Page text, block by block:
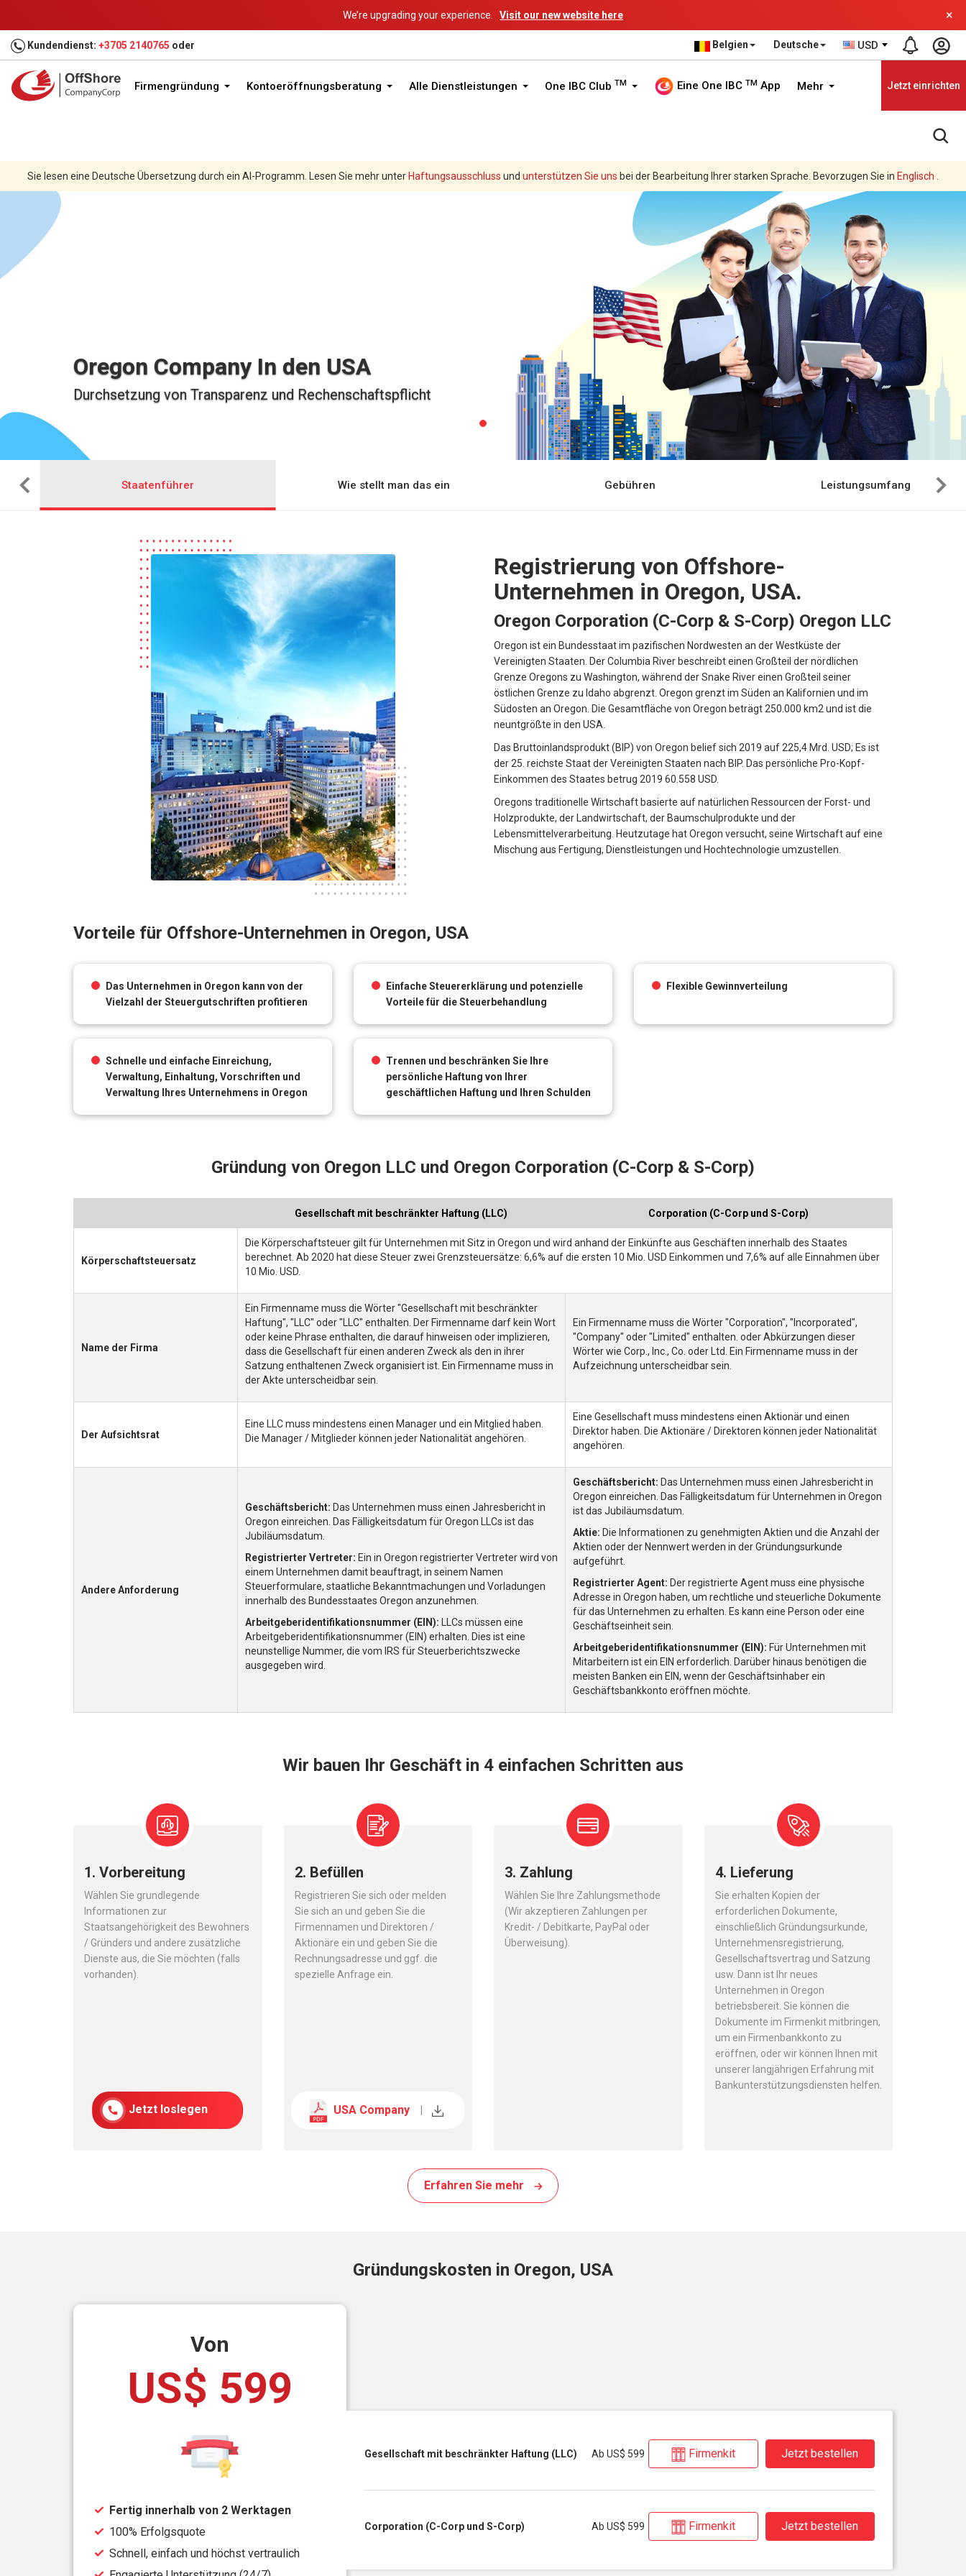
We’re upgrading your experience. Visit our new website here ×
Kundendienst: +3705 2140765 oder Belgien Deutsche USD
Firmengründung Kontoeröffnungsberatung Alle Dienstleistungen One IBC Club TM Eine One IBC TM App Mehr Jetzt einrichten
Sie lesen eine Deutsche Übersetzung durch ein AI-Programm. Lesen Sie mehr unter Haftungsausschluss und unterstützen Sie uns bei der Bearbeitung Ihrer starken Sprache. Bevorzugen Sie in Englisch .
Oregon Company In den USA
Durchsetzung von Transparenz und Rechenschaftspflicht
Staatenführer Wie stellt man das ein Gebühren Leistungsumfang
Registrierung von Offshore-
Unternehmen in Oregon, USA.
Oregon Corporation (C-Corp & S-Corp) Oregon LLC
Oregon ist ein Bundesstaat im pazifischen Nordwesten an der Westküste der
Vereinigten Staaten. Der Columbia River beschreibt einen Großteil der nördlichen
Grenze Oregons zu Washington, während der Snake River einen Großteil seiner
östlichen Grenze zu Idaho abgrenzt. Oregon grenzt im Süden an Kalifornien und im
Südosten an Oregon. Die Gesamtfläche von Oregon beträgt 250.000 km2 und ist die
neuntgrößte in den USA.
Das Bruttoinlandsprodukt (BIP) von Oregon belief sich 2019 auf 225,4 Mrd. USD; Es ist
der 25. reichste Staat der Vereinigten Staaten nach BIP. Das persönliche Pro-Kopf-
Einkommen des Staates betrug 2019 60.558 USD.
Oregons traditionelle Wirtschaft basierte auf natürlichen Ressourcen der Forst- und
Holzprodukte, der Landwirtschaft, der Baumschulprodukte und der
Lebensmittelverarbeitung. Heutzutage hat Oregon versucht, seine Wirtschaft auf eine
Mischung aus Fertigung, Dienstleistungen und Hochtechnologie umzustellen.
Vorteile für Offshore-Unternehmen in Oregon, USA
Das Unternehmen in Oregon kann von der
Vielzahl der Steuergutschriften profitieren
Einfache Steuererklärung und potenzielle
Vorteile für die Steuerbehandlung
Flexible Gewinnverteilung
Schnelle und einfache Einreichung,
Verwaltung, Einhaltung, Vorschriften und
Verwaltung Ihres Unternehmens in Oregon
Trennen und beschränken Sie Ihre
persönliche Haftung von Ihrer
geschäftlichen Haftung und Ihren Schulden
Gründung von Oregon LLC und Oregon Corporation (C-Corp & S-Corp)
Gesellschaft mit beschränkter Haftung (LLC) Corporation (C-Corp und S-Corp)
Körperschaftsteuersatz
Die Körperschaftsteuer gilt für Unternehmen mit Sitz in Oregon und wird anhand der Einkünfte aus Geschäften innerhalb des Staates
berechnet. Ab 2020 hat diese Steuer zwei Grenzsteuersätze: 6,6% auf die ersten 10 Mio. USD Einkommen und 7,6% auf alle Einnahmen über
10 Mio. USD.
Name der Firma
Ein Firmenname muss die Wörter "Gesellschaft mit beschränkter
Haftung", "LLC" oder "LLC" enthalten. Der Firmenname darf kein Wort
oder keine Phrase enthalten, die darauf hinweisen oder implizieren,
dass die Gesellschaft für einen anderen Zweck als den in ihrer
Satzung enthaltenen Zweck organisiert ist. Ein Firmenname muss in
der Akte unterscheidbar sein.
Ein Firmenname muss die Wörter "Corporation", "Incorporated",
"Company" oder "Limited" enthalten. oder Abkürzungen dieser
Wörter wie Corp., Inc., Co. oder Ltd. Ein Firmenname muss in der
Aufzeichnung unterscheidbar sein.
Der Aufsichtsrat
Eine LLC muss mindestens einen Manager und ein Mitglied haben.
Die Manager / Mitglieder können jeder Nationalität angehören.
Eine Gesellschaft muss mindestens einen Aktionär und einen
Direktor haben. Die Aktionäre / Direktoren können jeder Nationalität
angehören.
Andere Anforderung
Geschäftsbericht: Das Unternehmen muss einen Jahresbericht in
Oregon einreichen. Das Fälligkeitsdatum für Oregon LLCs ist das
Jubiläumsdatum.
Registrierter Vertreter: Ein in Oregon registrierter Vertreter wird von
einem Unternehmen damit beauftragt, in seinem Namen
Steuerformulare, staatliche Bekanntmachungen und Vorladungen
innerhalb des Bundesstaates Oregon anzunehmen.
Arbeitgeberidentifikationsnummer (EIN): LLCs müssen eine
Arbeitgeberidentifikationsnummer (EIN) erhalten. Dies ist eine
neunstellige Nummer, die vom IRS für Steuerberichtszwecke
ausgegeben wird.
Geschäftsbericht: Das Unternehmen muss einen Jahresbericht in
Oregon einreichen. Das Fälligkeitsdatum für Unternehmen in Oregon
ist das Jubiläumsdatum.
Aktie: Die Informationen zu genehmigten Aktien und die Anzahl der
Aktien oder der Nennwert werden in der Gründungsurkunde
aufgeführt.
Registrierter Agent: Der registrierte Agent muss eine physische
Adresse in Oregon haben, um rechtliche und steuerliche Dokumente
für das Unternehmen zu erhalten. Es kann eine Person oder eine
Geschäftseinheit sein.
Arbeitgeberidentifikationsnummer (EIN): Für Unternehmen mit
Mitarbeitern ist ein EIN erforderlich. Darüber hinaus benötigen die
meisten Banken ein EIN, wenn der Geschäftsinhaber ein
Geschäftsbankkonto eröffnen möchte.
Wir bauen Ihr Geschäft in 4 einfachen Schritten aus
1. Vorbereitung
Wählen Sie grundlegende
Informationen zur
Staatsangehörigkeit des Bewohners
/ Gründers und andere zusätzliche
Dienste aus, die Sie möchten (falls
vorhanden).
Jetzt loslegen
2. Befüllen
Registrieren Sie sich oder melden
Sie sich an und geben Sie die
Firmennamen und Direktoren /
Aktionäre ein und geben Sie die
Rechnungsadresse und ggf. die
spezielle Anfrage ein.
USA Company |
3. Zahlung
Wählen Sie Ihre Zahlungsmethode
(Wir akzeptieren Zahlungen per
Kredit- / Debitkarte, PayPal oder
Überweisung).
4. Lieferung
Sie erhalten Kopien der
erforderlichen Dokumente,
einschließlich Gründungsurkunde,
Unternehmensregistrierung,
Gesellschaftsvertrag und Satzung
usw. Dann ist Ihr neues
Unternehmen in Oregon
betriebsbereit. Sie können die
Dokumente im Firmenkit mitbringen,
um ein Firmenbankkonto zu
eröffnen, oder wir können Ihnen mit
unserer langjährigen Erfahrung mit
Bankunterstützungsdiensten helfen.
Erfahren Sie mehr
Gründungskosten in Oregon, USA
Von
US$ 599
Fertig innerhalb von 2 Werktagen
100% Erfolgsquote
Schnell, einfach und höchst vertraulich
Gesellschaft mit beschränkter Haftung (LLC) Ab US$ 599 Firmenkit Jetzt bestellen
Corporation (C-Corp und S-Corp) Ab US$ 599 Firmenkit Jetzt bestellen